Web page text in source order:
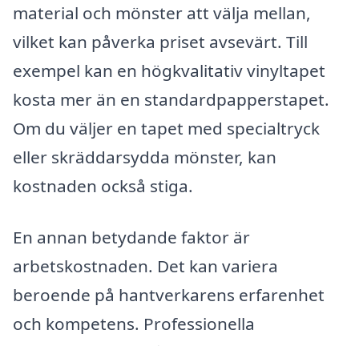
material och mönster att välja mellan,
vilket kan påverka priset avsevärt. Till
exempel kan en högkvalitativ vinyltapet
kosta mer än en standardpapperstapet.
Om du väljer en tapet med specialtryck
eller skräddarsydda mönster, kan
kostnaden också stiga.
En annan betydande faktor är
arbetskostnaden. Det kan variera
beroende på hantverkarens erfarenhet
och kompetens. Professionella